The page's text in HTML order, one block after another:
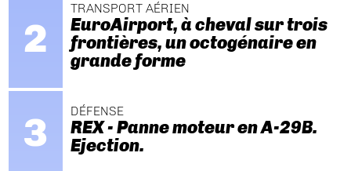
TRANSPORT AÉRIEN
EuroAirport, à cheval sur trois
frontières, un octogénaire en
grande forme
DÉFENSE
REX - Panne moteur en A-29B.
Ejection.